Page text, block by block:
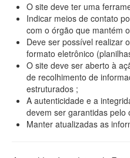
O site deve ter uma
Indicar meios de contato
com o órgão que mantém
Deve ser possível realizar
formato eletrônico
O site deve ser aberto à
de recolhimento de
estruturados ;
A autenticidade e a
devem ser garantidas pelo
Manter atualizadas as